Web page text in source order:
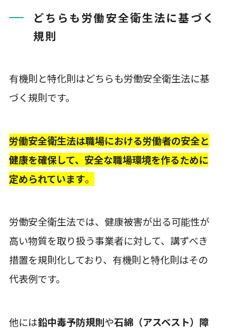
どちらも労働安全衛生法に基づく
規則
有機則と特化則はどちらも労働安全衛生法に基
づく規則です。
労働安全衛生法は職場における労働者の安全と
健康を確保して、安全な職場環境を作るために
定められています。
労働安全衛生法では、健康被害が出る可能性が
高い物質を取り扱う事業者に対して、講ずべき
措置を規則化しており、有機則と特化則はその
代表例です。
他には鉛中毒予防規則や石綿（アスベスト）障